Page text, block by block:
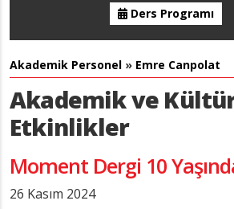
Ders Programı
Akademik Personel » Emre Canpolat
Akademik ve
Etkinlikler
Moment Dergi 10
26 Kasım 2024